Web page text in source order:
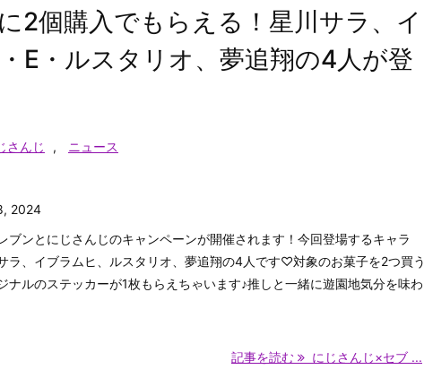
2個購入でもらえる！星川サラ、イ
E・ルスタリオ、夢追翔の4人が登
さんじ , ニュース
2024
ブンとにじさんじのキャンペーンが開催されます！今回登場するキャラ
ラ、イブラムヒ、ルスタリオ、夢追翔の4人です♡対象のお菓子を2つ買う
ナルのステッカーが1枚もらえちゃいます♪推しと一緒に遊園地気分を味わ
記事を読む にじさんじ×セブ ...